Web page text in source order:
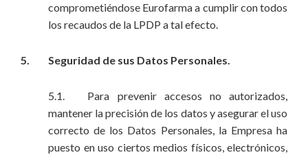
comprometiéndose Eurofarma a cumplir con todos
los recaudos de la LPDP a tal efecto.
5. Seguridad de sus Datos Personales.
5.1. Para prevenir accesos no autorizados,
mantener la precisión de los datos y asegurar el uso
correcto de los Datos Personales, la Empresa ha
puesto en uso ciertos medios físicos, electrónicos,